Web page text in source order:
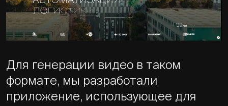
Для генерации видео в таком
формате, мы разработали
приложение, использующее для